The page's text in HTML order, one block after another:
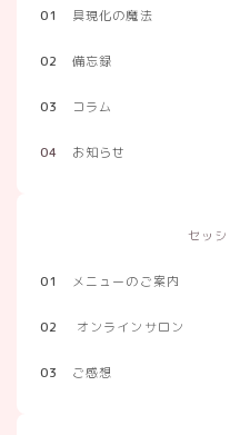
01 具現化の魔法
02 備忘録
03 コラム
04 お知らせ
セッ
01 メニューのご案内
02 オンラインサロン
03 ご感想